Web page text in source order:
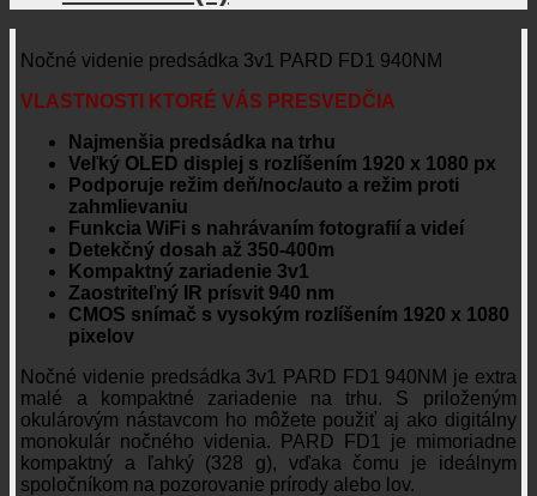
Nočné videnie predsádka 3v1 PARD FD1 940NM
VLASTNOSTI KTORÉ VÁS PRESVEDČIA
Najmenšia predsádka na trhu
Veľký OLED displej s rozlíšením 1920 x 1080 px
Podporuje režim deň/noc/auto a režim proti
zahmlievaniu
Funkcia WiFi s nahrávaním fotografií a videí
Detekčný dosah až 350-400m
Kompaktný zariadenie 3v1
Zaostriteľný IR prísvit 940 nm
CMOS snímač s vysokým rozlíšením 1920 x 1080
pixelov
Nočné videnie predsádka 3v1 PARD FD1 940NM je extra
malé a kompaktné zariadenie na trhu. S priloženým
okulárovým nástavcom ho môžete použiť aj ako digitálny
monokulár nočného videnia. PARD FD1 je mimoriadne
kompaktný a ľahký (328 g), vďaka čomu je ideálnym
spoločníkom na pozorovanie prírody alebo lov.